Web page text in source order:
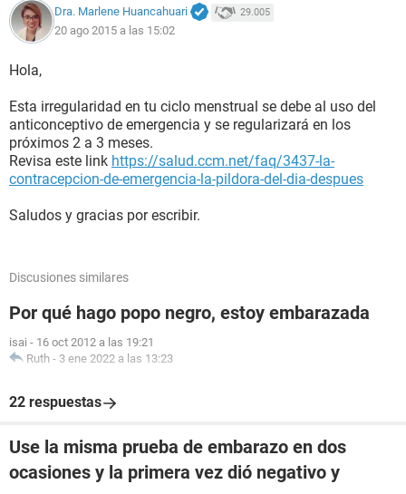
Dra. Marlene Huancahuari 29.005
20 ago 2015 a las 15:02
Hola,
Esta irregularidad en tu ciclo menstrual se debe al uso del
anticonceptivo de emergencia y se regularizará en los
próximos 2 a 3 meses.
Revisa este link https://salud.ccm.net/faq/3437-la-
contracepcion-de-emergencia-la-pildora-del-dia-despues
Saludos y gracias por escribir.
Discusiones similares
Por qué hago popo negro, estoy embarazada
isai - 16 oct 2012 a las 19:21
Ruth - 3 ene 2022 a las 13:23
22 respuestas
Use la misma prueba de embarazo en dos
ocasiones y la primera vez dió negativo y